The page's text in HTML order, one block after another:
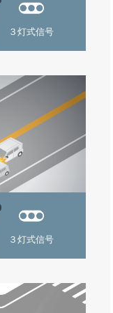
３灯式信号
３灯式信号